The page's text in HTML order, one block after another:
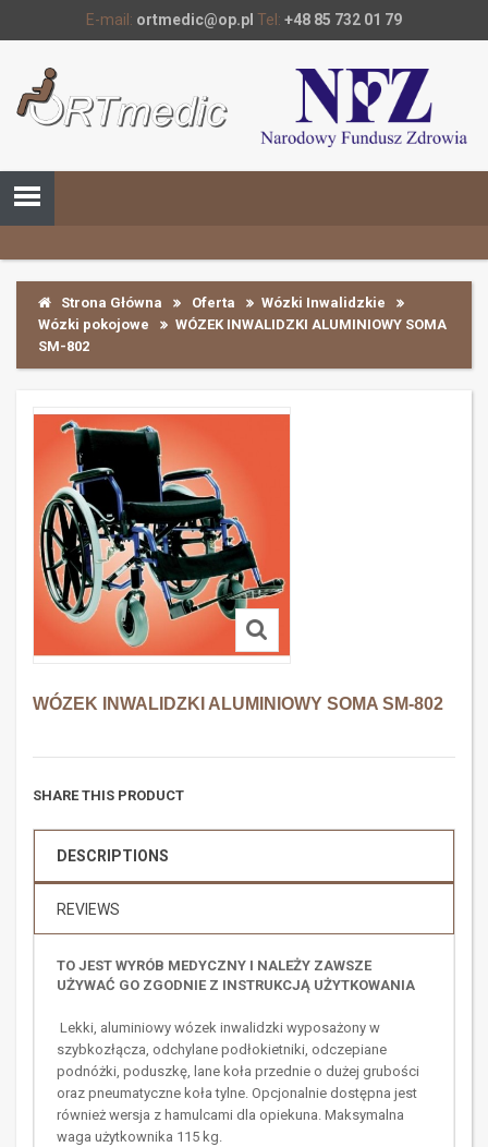
E-mail: ortmedic@op.pl Tel: +48 85 732 01 79
Strona Główna Oferta
Wózki Inwalidzkie
Wózki pokojowe
WÓZEK INWALIDZKI ALUMINIOWY SOMA
SM-802
WÓZEK INWALIDZKI ALUMINIOWY SOMA SM-802
SHARE THIS PRODUCT
DESCRIPTIONS
REVIEWS
TO JEST WYRÓB MEDYCZNY I NALEŻY ZAWSZE
UŻYWAĆ GO ZGODNIE Z INSTRUKCJĄ UŻYTKOWANIA
Lekki, aluminiowy wózek inwalidzki wyposażony w
szybkozłącza, odchylane podłokietniki, odczepiane
podnóżki, poduszkę, lane koła przednie o dużej grubości
oraz pneumatyczne koła tylne. Opcjonalnie dostępna jest
również wersja z hamulcami dla opiekuna. Maksymalna
waga użytkownika 115 kg.